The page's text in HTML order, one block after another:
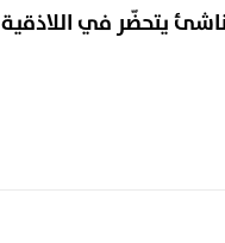
يتحضّر في اللاذقية